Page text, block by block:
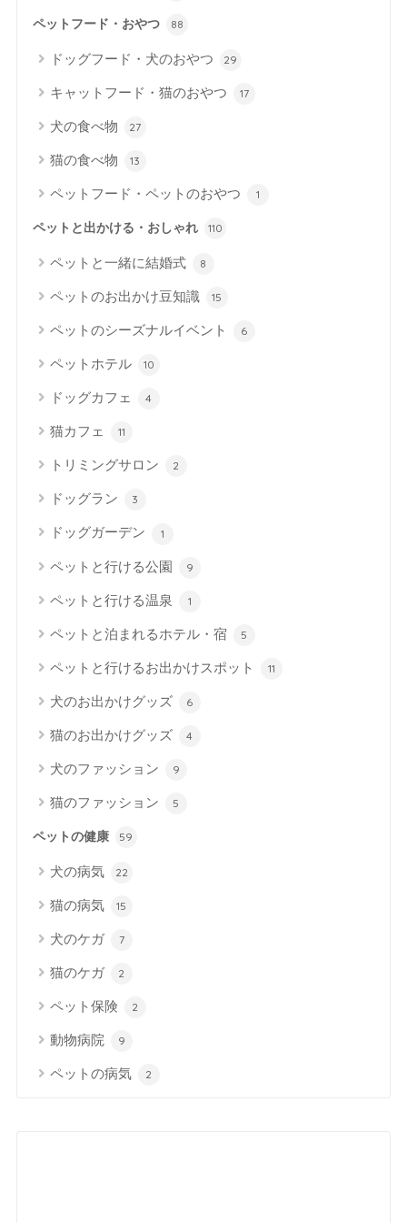
ペットフード・おやつ 88
ドッグフード・犬のおやつ 29
キャットフード・猫のおやつ 17
犬の食べ物 27
猫の食べ物 13
ペットフード・ペットのおやつ 1
ペットと出かける・おしゃれ 110
ペットと一緒に結婚式 8
ペットのお出かけ豆知識 15
ペットのシーズナルイベント 6
ペットホテル 10
ドッグカフェ 4
猫カフェ 11
トリミングサロン 2
ドッグラン 3
ドッグガーデン 1
ペットと行ける公園 9
ペットと行ける温泉 1
ペットと泊まれるホテル・宿 5
ペットと行けるお出かけスポット 11
犬のお出かけグッズ 6
猫のお出かけグッズ 4
犬のファッション 9
猫のファッション 5
ペットの健康 59
犬の病気 22
猫の病気 15
犬のケガ 7
猫のケガ 2
ペット保険 2
動物病院 9
ペットの病気 2